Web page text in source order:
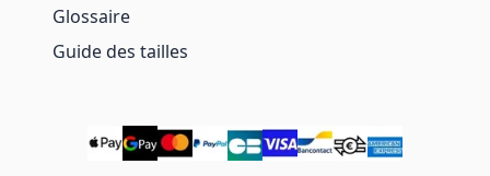
Glossaire
Guide des tailles